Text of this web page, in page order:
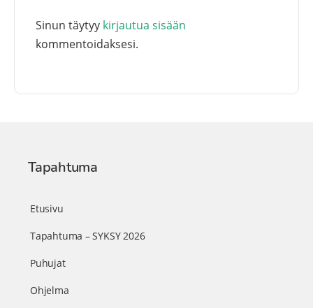
Sinun täytyy kirjautua sisään
kommentoidaksesi.
Tapahtuma
Etusivu
Tapahtuma – SYKSY 2026
Puhujat
Ohjelma